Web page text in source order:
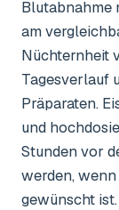
Blutabnahme
am
Nüchternheit
Tagesverlauf
Präparaten.
und
Stunden vor
werden,
gewünscht